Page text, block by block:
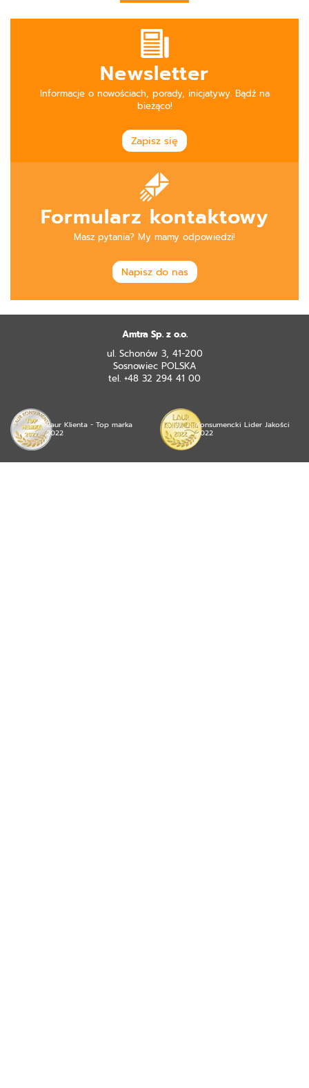
Newsletter
Informacje o nowościach, porady, inicjatywy. Bądź na
bieżąco!
Zapisz się
Formularz kontaktowy
Masz pytania? My mamy odpowiedzi!
Napisz do nas
Amtra Sp. z o.o.
ul. Schonów 3, 41-200
Sosnowiec POLSKA
tel. +48 32 294 41 00
Laur Klienta - Top marka
2022
Konsumencki Lider Jakości
2022